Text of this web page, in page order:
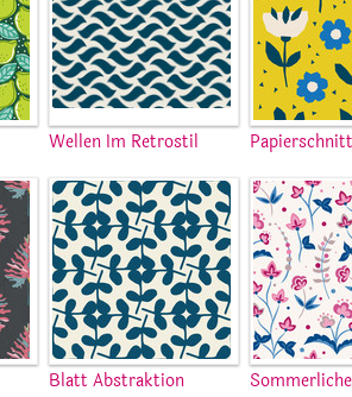
Wellen Im Retrostil
Blatt Abstraktion